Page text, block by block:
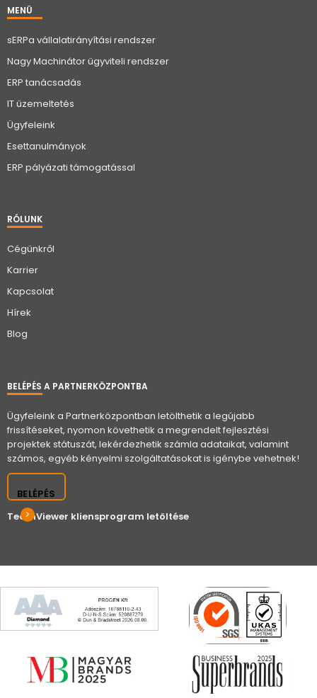
MENÜ
sERPa vállalatirányítási rendszer
Nagy Machinátor ügyviteli rendszer
ERP tanácsadás
IT üzemeltetés
Ügyfeleink
Esettanulmányok
ERP pályázati támogatással
RÓLUNK
Cégünkről
Karrier
Kapcsolat
Hírek
Blog
BELÉPÉS A PARTNERKÖZPONTBA
Ügyfeleink a Partnerközpontban letölthetik a legújabb
frissítéseket, nyomon követhetik a megrendelt fejlesztési
projektek státuszát, lekérdezhetik számla adataikat, valamint
számos, egyéb kényelmi szolgáltatásokat is igénybe vehetnek!
BELÉPÉS
TeamViewer kliensprogram letöltése